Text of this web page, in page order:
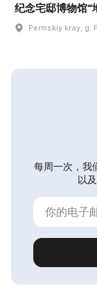
纪念宅邸博物馆“
Permskiy kray, g.
每周一次，我
以